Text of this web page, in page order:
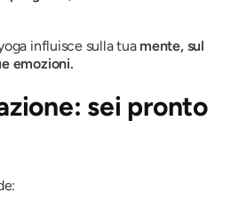
influisce sulla tua mente, sul
emozioni.
sei pronto